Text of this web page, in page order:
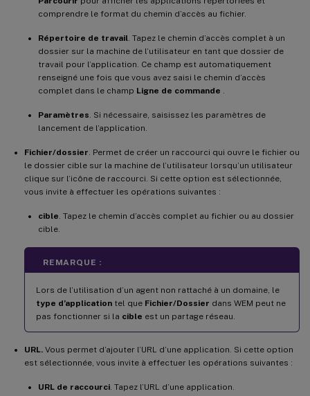
comprendre le format du chemin d’accès au fichier.
Répertoire de travail . Tapez le chemin d’accès complet à un
dossier sur la machine de l’utilisateur en tant que dossier de
travail pour l’application. Ce champ est automatiquement
renseigné une fois que vous avez saisi le chemin d’accès
complet dans le champ Ligne de commande
Paramètres . Si nécessaire, saisissez les paramètres de
lancement de l’application.
Fichier/dossier . Permet de créer un raccourci qui ouvre le fichier ou
le dossier cible sur la machine de l’utilisateur lorsqu’un utilisateur
clique sur l’icône de raccourci. Si cette option est sélectionnée,
vous invite à effectuer les opérations suivantes :
cible . Tapez le chemin d’accès complet au fichier ou au dossier
cible.
REMARQUE :
Lors de l’utilisation d’un agent non rattaché à un domaine, le
type d’application tel que Fichier/Dossier dans WEM peut ne
pas fonctionner si la cible est un partage réseau.
URL. Vous permet d’ajouter l’URL d’une application. Si cette option
est sélectionnée, vous invite à effectuer les opérations suivantes :
URL de raccourci . Tapez l’URL d’une application.